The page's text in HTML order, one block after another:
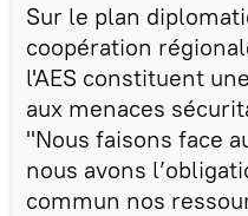
Sur le plan
coopération
l'AES constituent
aux menaces
"Nous faisons face
nous avons
commun nos